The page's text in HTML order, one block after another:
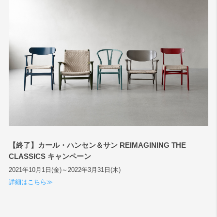
【終了】カール・ハンセン＆サン REIMAGINING THE
CLASSICS キャンペーン
2021年10月1日(金)～2022年3月31日(木)
詳細はこちら≫